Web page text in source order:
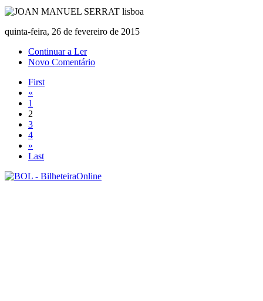
quinta-feira, 26 de fevereiro de 2015
Continuar a Ler
Novo Comentário
First
«
1
2
3
4
»
Last